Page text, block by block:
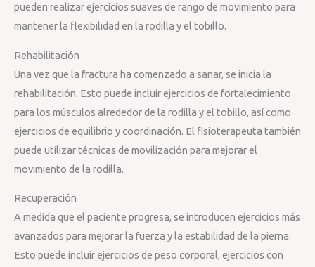
pueden realizar ejercicios suaves de rango de movimiento para
mantener la flexibilidad en la rodilla y el tobillo.
Rehabilitación
Una vez que la fractura ha comenzado a sanar, se inicia la
rehabilitación. Esto puede incluir ejercicios de fortalecimiento
para los músculos alrededor de la rodilla y el tobillo, así como
ejercicios de equilibrio y coordinación. El fisioterapeuta también
puede utilizar técnicas de movilización para mejorar el
movimiento de la rodilla.
Recuperación
A medida que el paciente progresa, se introducen ejercicios más
avanzados para mejorar la fuerza y la estabilidad de la pierna.
Esto puede incluir ejercicios de peso corporal, ejercicios con